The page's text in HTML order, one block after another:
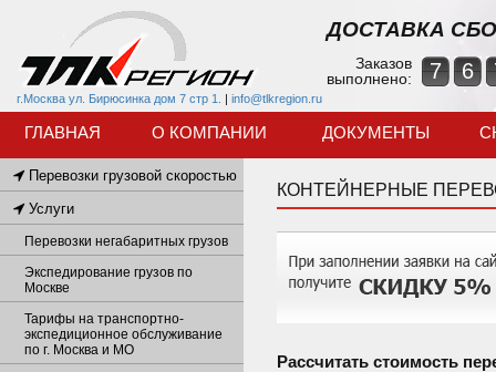
г.Москва ул. Бирюсинка дом 7 стр 1. | info@tlkregion.ru
ДОСТАВКА
Заказов
выполнено:
7 6
ГЛАВНАЯ О КОМПАНИИ ДОКУМЕНТЫ
КОНТЕЙНЕРНЫЕ
Рассчитать стоимость
Перевозки грузовой скоростью
Услуги
Перевозки негабаритных грузов
Экспедирование грузов по
Москве
Тарифы на транспортно-
экспедиционное обслуживание
по г. Москва и МО